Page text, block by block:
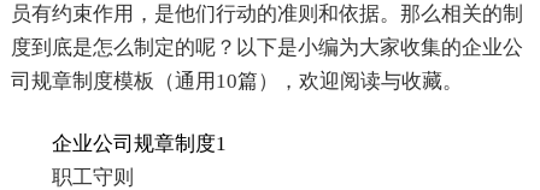
员有约束作用，是他们行动的准则和依据。那么相关的制
度到底是怎么制定的呢？以下是小编为大家收集的企业公
司规章制度模板（通用10篇），欢迎阅读与收藏。
企业公司规章制度1
职工守则